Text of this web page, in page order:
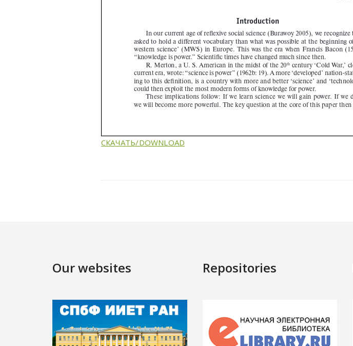
СКАЧАТЬ/DOWNLOAD
Our websites Repositories